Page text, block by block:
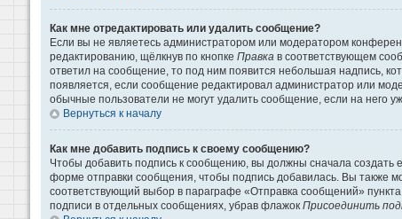
Как мне отредактировать или удалить сообщение?
Если вы не являетесь администратором или модератором
редактированию, щёлкнув по кнопке Правка в соответствующем
ответил на сообщение, то под ним появится небольшая надпись,
появляется, если сообщение редактировал администратор или
обычные пользователи не могут удалить сообщение, если на него
Вернуться к началу
Как мне добавить подпись к своему сообщению?
Чтобы добавить подпись к сообщению, вы должны сначала
форме отправки сообщения, чтобы подпись добавилась. Вы также
соответствующий выбор в параграфе «Отправка сообщений»
подписи в отдельных сообщениях, убрав флажок Присоединить